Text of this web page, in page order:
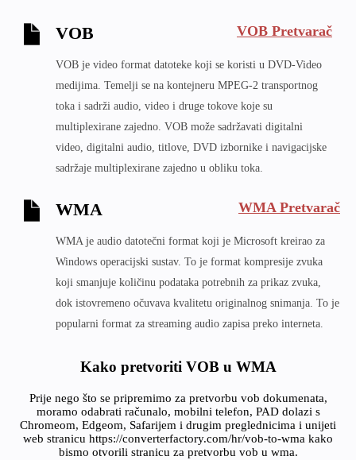
VOB VOB Pretvarač
VOB je video format datoteke koji se koristi u DVD-Video
medijima. Temelji se na kontejneru MPEG-2 transportnog
toka i sadrži audio, video i druge tokove koje su
multiplexirane zajedno. VOB može sadržavati digitalni
video, digitalni audio, titlove, DVD izbornike i navigacijske
sadržaje multiplexirane zajedno u obliku toka.
WMA WMA Pretvarač
WMA je audio datotečni format koji je Microsoft kreirao za
Windows operacijski sustav. To je format kompresije zvuka
koji smanjuje količinu podataka potrebnih za prikaz zvuka,
dok istovremeno očuvava kvalitetu originalnog snimanja. To je
popularni format za streaming audio zapisa preko interneta.
Kako pretvoriti VOB u WMA
Prije nego što se pripremimo za pretvorbu vob dokumenata,
moramo odabrati računalo, mobilni telefon, PAD dolazi s
Chromeom, Edgeom, Safarijem i drugim preglednicima i unijeti
web stranicu https://converterfactory.com/hr/vob-to-wma kako
bismo otvorili stranicu za pretvorbu vob u wma.